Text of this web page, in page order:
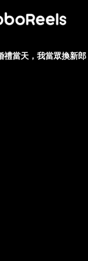
禮當天，我當眾換新郎